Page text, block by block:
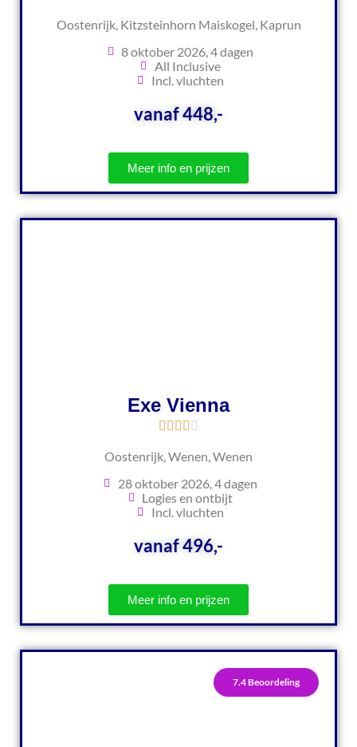
Oostenrijk, Kitzsteinhorn Maiskogel, Kaprun
8 oktober 2026, 4 dagen
All Inclusive
Incl. vluchten
vanaf 448,-
Meer info en prijzen
Exe Vienna
Oostenrijk, Wenen, Wenen
28 oktober 2026, 4 dagen
Logies en ontbijt
Incl. vluchten
vanaf 496,-
Meer info en prijzen
7.4 Beoordeling